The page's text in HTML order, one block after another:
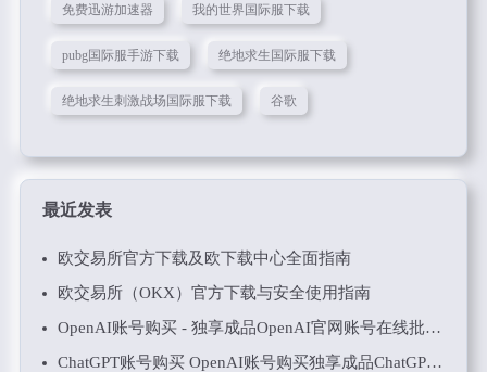
免费迅游加速器 我的世界国际服下载
pubg国际服手游下载 绝地求生国际服下载
绝地求生刺激战场国际服下载 谷歌
最近发表
欧交易所官方下载及欧下载中心全面指南
欧交易所（OKX）官方下载与安全使用指南
OpenAI账号购买 - 独享成品OpenAI官网账号在线批发购买出售
ChatGPT账号购买 OpenAI账号购买独享成品ChatGPT账号在线购买